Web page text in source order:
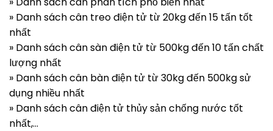
» Danh sách cân treo điện tử từ 20kg đến 15 tấn tốt
nhất
» Danh sách cân sàn điện tử từ 500kg đến 10 tấn chất
lượng nhất
» Danh sách cân bàn điện tử từ 30kg đến 500kg sử
dụng nhiều nhất
» Danh sách cân điện tử thủy sản chống nước tốt
nhất,…